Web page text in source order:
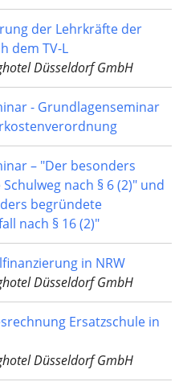
der Lehrkräfte der
dem TV-L
Düsseldorf GmbH
- Grundlagenseminar
– "Der besonders
nach § 6 (2)" und
begründete
nach § 16 (2)"
in NRW
Düsseldorf GmbH
Ersatzschule in
Düsseldorf GmbH